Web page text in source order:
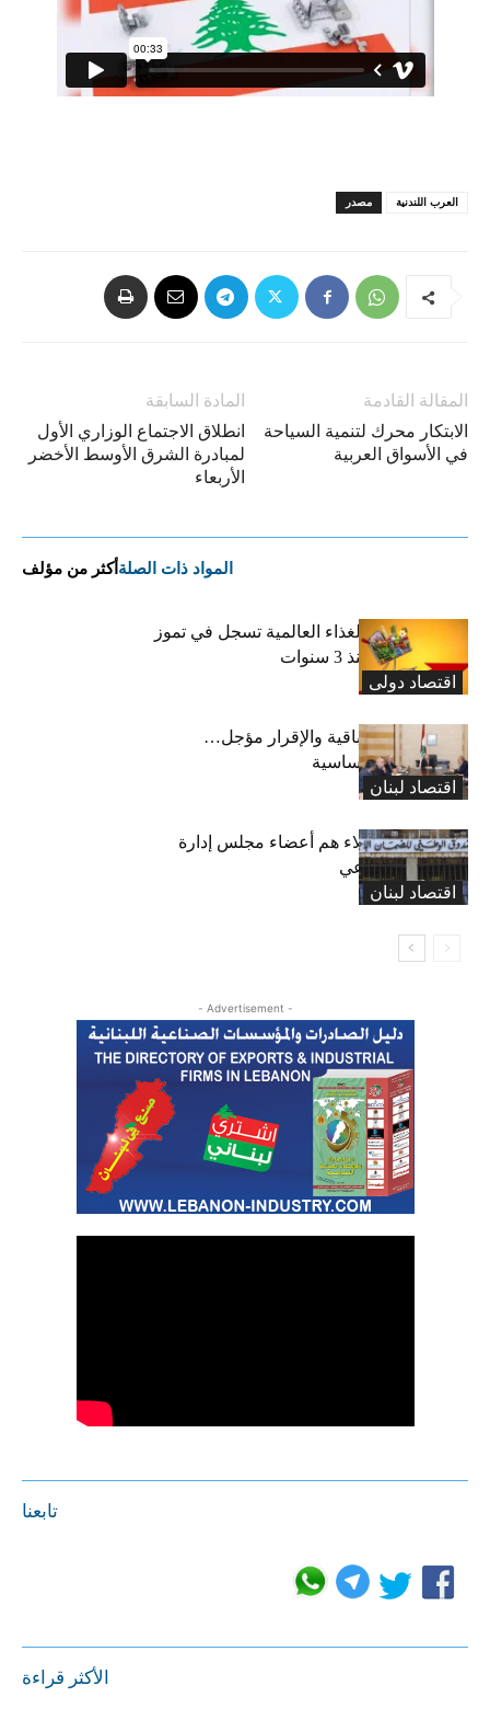
مصدر العرب اللندنية
المادة السابقة
انطلاق الاجتماع الوزاري الأول
لمبادرة الشرق الأوسط الأخضر
الأربعاء
المقالة القادمة
الابتكار محرك لتنمية السياحة
في الأسواق العربية
المواد ذات الصلة أكثر من مؤلف
اقتصاد دولی
“الفاو”: أسعار الغذاء العالمية تسجل في تموز
أعلى مستوى منذ 3 سنوات
اقتصاد لبنان
رسوم النفايات باقية والإقرار مؤجل…
واستثناء لمواد أساسية
اقتصاد لبنان
بعد 19 عاماً: هؤلاء هم أعضاء مجلس إدارة
الضمان الاجتماعي
- Advertisement -
تابعنا
الأكثر قراءة